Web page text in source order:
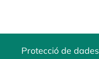
Protecció de dades